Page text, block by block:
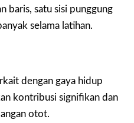
baris, satu sisi punggung
selama latihan.
dengan gaya hidup
kontribusi signifikan dan
otot.